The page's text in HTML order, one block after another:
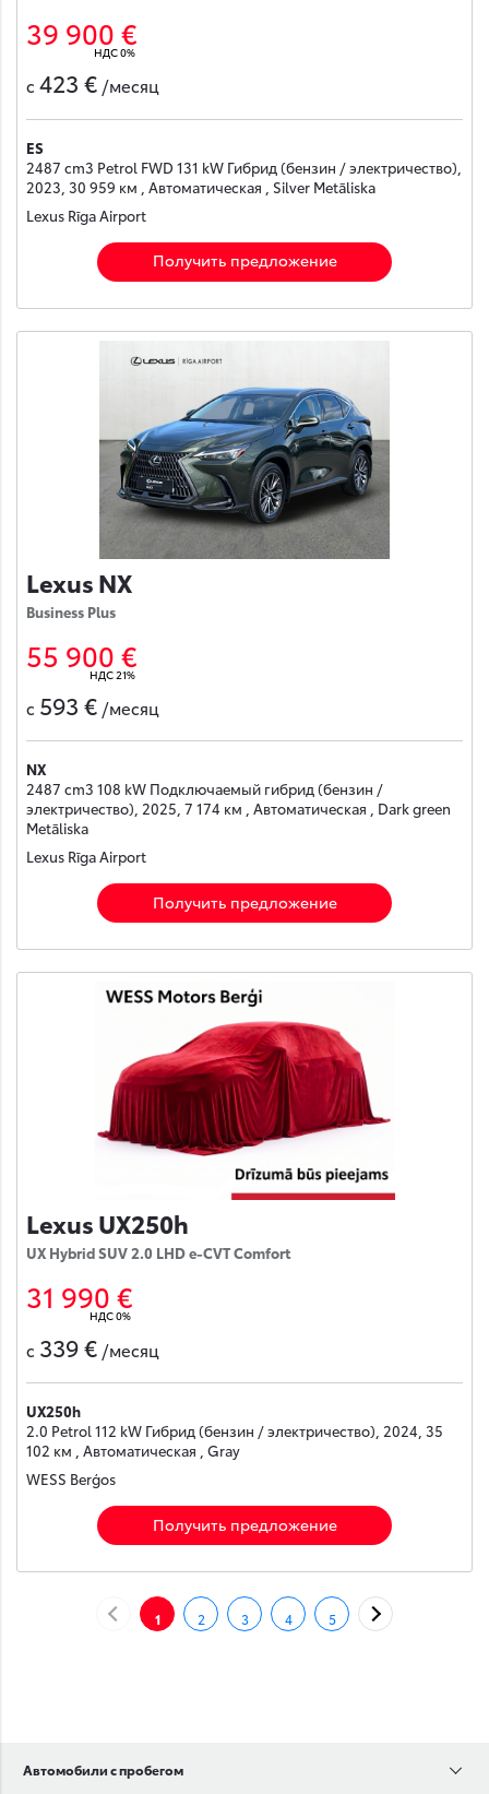
39 900 €
НДС 0%
с 423 € /месяц
ES
2487 cm3 Petrol FWD 131 kW Гибрид (бензин / электричество),
2023, 30 959 км , Автоматическая , Silver Metāliska
Lexus Rīga Airport
Получить предложение
Lexus NX
Business Plus
55 900 €
НДС 21%
с 593 € /месяц
NX
2487 cm3 108 kW Подключаемый гибрид (бензин /
электричество), 2025, 7 174 км , Автоматическая , Dark green
Metāliska
Lexus Rīga Airport
Получить предложение
Lexus UX250h
UX Hybrid SUV 2.0 LHD e-CVT Comfort
31 990 €
НДС 0%
с 339 € /месяц
UX250h
2.0 Petrol 112 kW Гибрид (бензин / электричество), 2024, 35
102 км , Автоматическая , Gray
WESS Berģos
Получить предложение
НАЗАД ДАЛЕЕ
1 2 3 4 5
Автомобили с пробегом